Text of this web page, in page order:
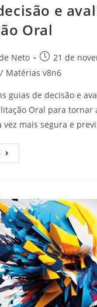
e
Oral
Neto
21 de
/ Matérias v8n6
guias de decisão e
Oral para tornar
vez mais segura e